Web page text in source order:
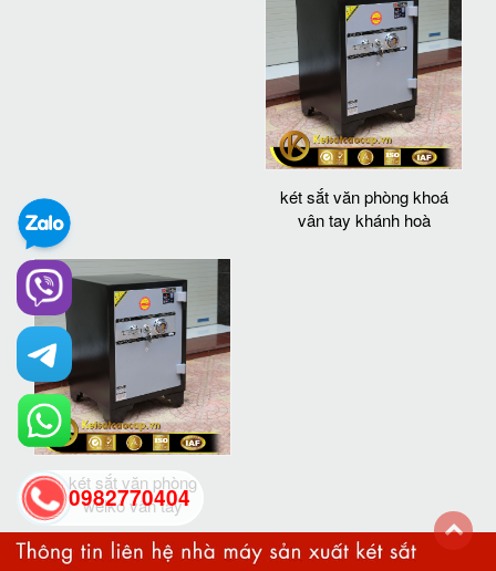
két sắt văn phòng khoá
vân tay khánh hoà
két sắt văn phòng
welko vân tay
0982770404
back